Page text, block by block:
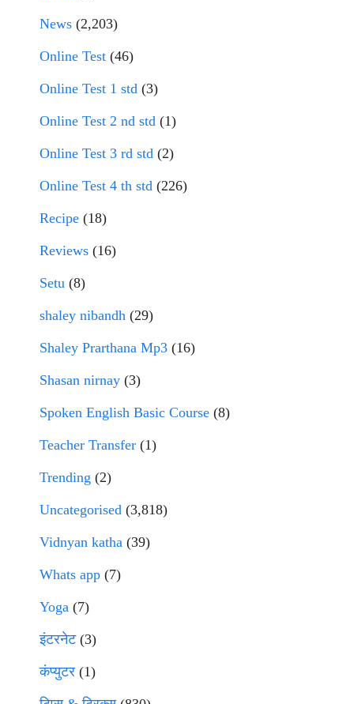
News (2,203)
Online Test (46)
Online Test 1 std (3)
Online Test 2 nd std (1)
Online Test 3 rd std (2)
Online Test 4 th std (226)
Recipe (18)
Reviews (16)
Setu (8)
shaley nibandh (29)
Shaley Prarthana Mp3 (16)
Shasan nirnay (3)
Spoken English Basic Course (8)
Teacher Transfer (1)
Trending (2)
Uncategorised (3,818)
Vidnyan katha (39)
Whats app (7)
Yoga (7)
इंटरनेट(3)
कंप्युटर (1)